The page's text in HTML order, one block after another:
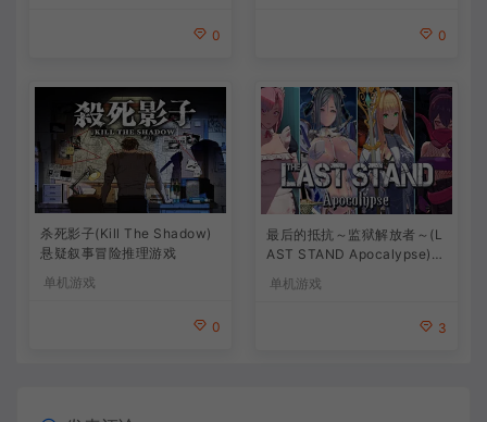
0 0
杀死影子(Kill The Shadow)
悬疑叙事冒险推理游戏
单机游戏
0
最后的抵抗～监狱解放者～(L
AST STAND Apocalypse)卡
单机游戏
3